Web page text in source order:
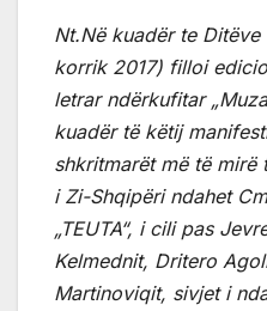
Nt.Në kuadër te
korrik 2017) filloi
letrar ndërkufitar
kuadër të këtij
shkritmarët më të
i Zi-Shqipëri ndahet
„TEUTA“, i cili pas
Kelmednit, Dritero
Martinoviqit, sivjet i